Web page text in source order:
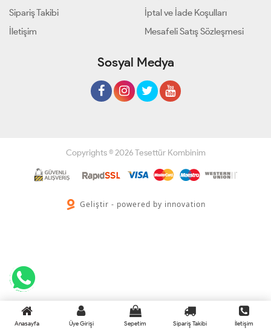
Sipariş Takibi
İletişim
İptal ve İade Koşulları
Mesafeli Satış Sözleşmesi
Sosyal Medya
Copyrights © 2026 Tesettür Kombinim
Geliştir - powered by innovation
Anasayfa Üye Girişi Sepetim Sipariş Takibi İletişim